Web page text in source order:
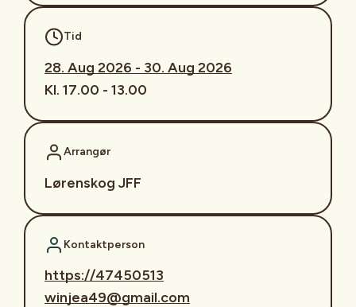
Tid
28. Aug 2026 - 30. Aug 2026
Kl. 17.00 - 13.00
Arrangør
Lørenskog JFF
Kontaktperson
https://47450513
winjea49@gmail.com